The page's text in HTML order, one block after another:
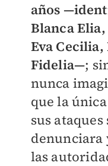
años
Blanca
Eva
Fidelia—;
nunca
que la
sus
denunciara
las